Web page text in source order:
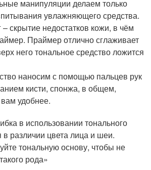
манипуляции делаем только
увлажняющего средства.
скрытие недостатков кожи, в чём
Праймер отлично сглаживает
него тональное средство ложится
наносим с помощью пальцев рук
кисти, спонжа, в общем,
вам удобнее.
в использовании тонального
в различии цвета лица и шеи.
тональную основу, чтобы не
рода»